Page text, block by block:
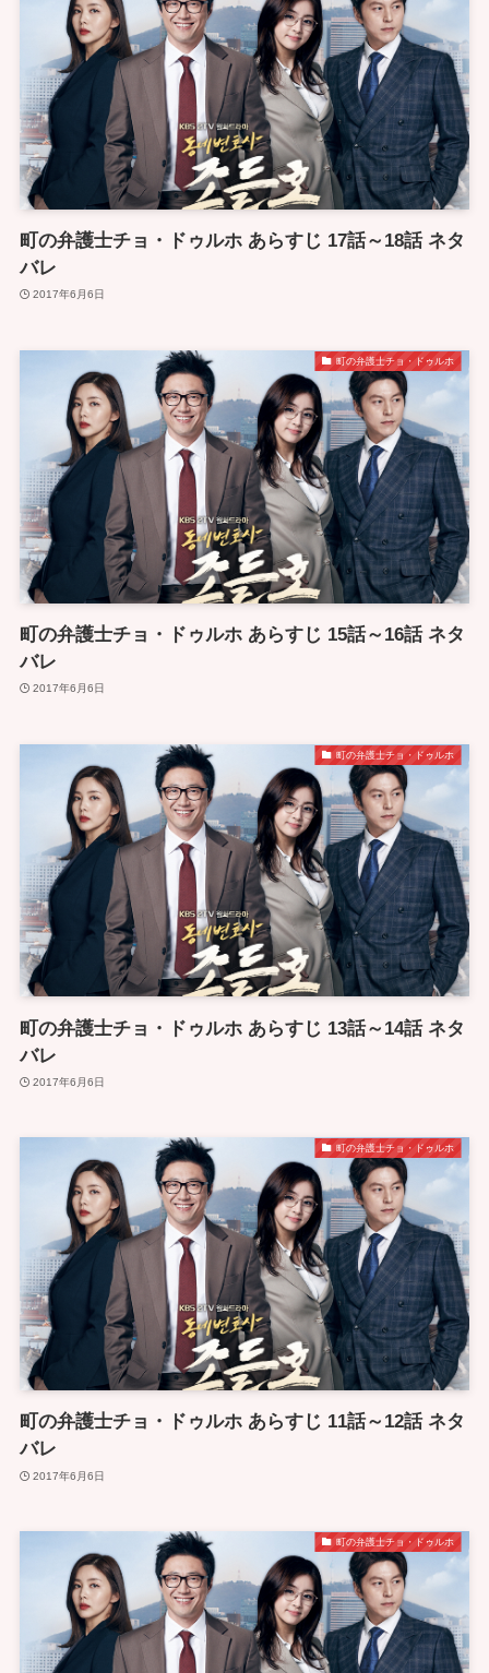
町の弁護士チョ・ドゥルホ あらすじ 17話～18話 ネタ
バレ
2017年6月6日
町の弁護士チョ・ドゥルホ
町の弁護士チョ・ドゥルホ あらすじ 15話～16話 ネタ
バレ
2017年6月6日
町の弁護士チョ・ドゥルホ
町の弁護士チョ・ドゥルホ あらすじ 13話～14話 ネタ
バレ
2017年6月6日
町の弁護士チョ・ドゥルホ
町の弁護士チョ・ドゥルホ あらすじ 11話～12話 ネタ
バレ
2017年6月6日
町の弁護士チョ・ドゥルホ